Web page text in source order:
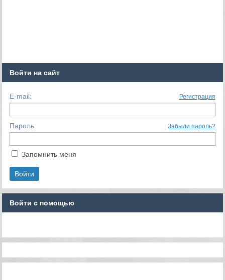
Войти на сайт
E-mail: Регистрация
Пароль: Забыли пароль?
Запомнить меня
Войти с помощью